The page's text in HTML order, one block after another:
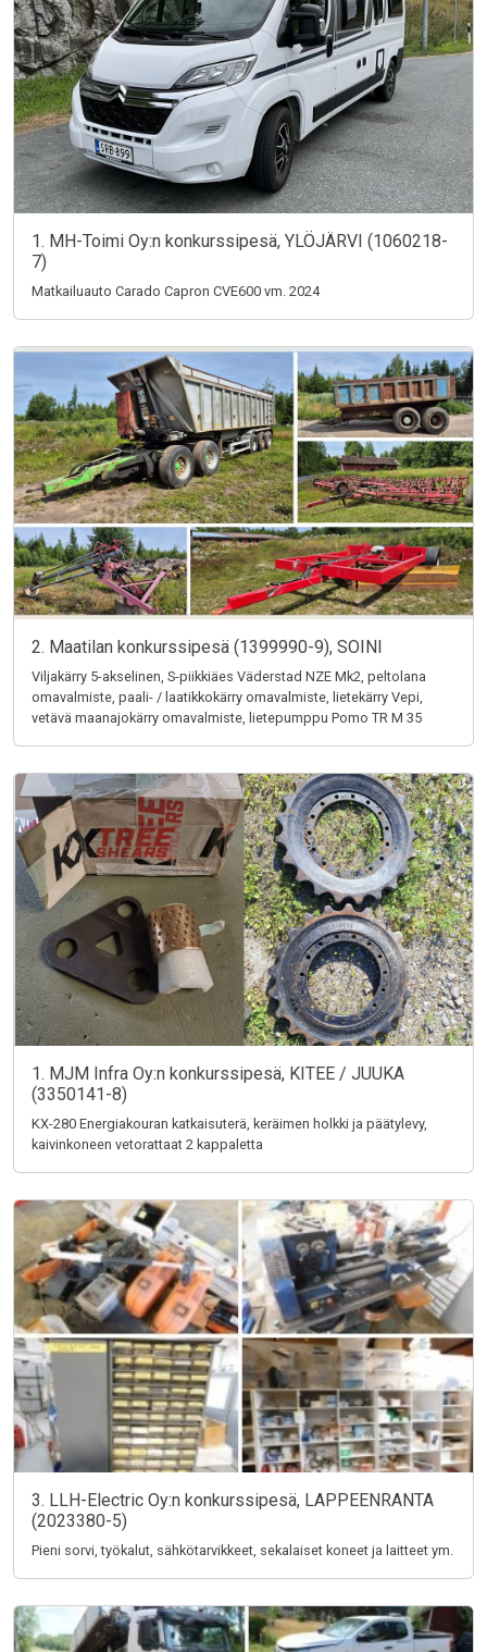
1. MH-Toimi Oy:n konkurssipesä, YLÖJÄRVI (1060218-
7)
Matkailuauto Carado Capron CVE600 vm. 2024
2. Maatilan konkurssipesä (1399990-9), SOINI
Viljakärry 5-akselinen, S-piikkiäes Väderstad NZE Mk2, peltolana
omavalmiste, paali- / laatikkokärry omavalmiste, lietekärry Vepi,
vetävä maanajokärry omavalmiste, lietepumppu Pomo TR M 35
1. MJM Infra Oy:n konkurssipesä, KITEE / JUUKA
(3350141-8)
KX-280 Energiakouran katkaisuterä, keräimen holkki ja päätylevy,
kaivinkoneen vetorattaat 2 kappaletta
3. LLH-Electric Oy:n konkurssipesä, LAPPEENRANTA
(2023380-5)
Pieni sorvi, työkalut, sähkötarvikkeet, sekalaiset koneet ja laitteet ym.